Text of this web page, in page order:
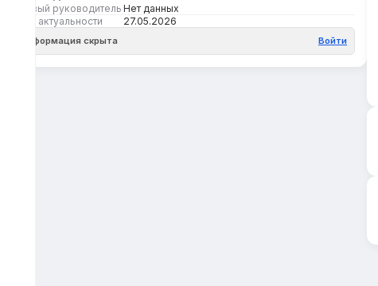
Первый руководитель Нет данных
Дата актуальности
27.05.2026
Информация скрыта Войти